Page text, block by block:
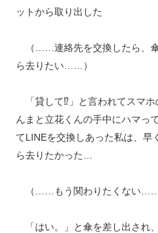
ットから取り出した
（……連絡先を交換したら、
ら去りたい……）
「貸して⁉︎」と言われてスマホ
んまと立花くんの手中にハマっ
てLINEを交換しあった私は、早
ら去りたかった…
（……もう関わりたくない……
「はい。」と傘を差し出され